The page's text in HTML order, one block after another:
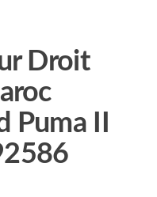
Droit
II